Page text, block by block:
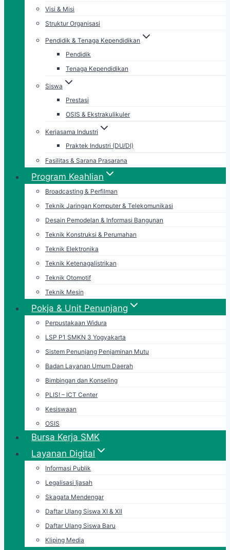
Visi & Misi
Struktur Organisasi
Pendidik & Tenaga Kependidikan
Pendidik
Tenaga Kependidikan
Siswa
Prestasi
OSIS & Ekstrakulikuler
Kerjasama Industri
Praktek Industri (DU/DI)
Fasilitas & Sarana Prasarana
Program Keahlian
Broadcasting & Perfilman
Teknik Jaringan Komputer & Telekomunikasi
Desain Pemodelan & Informasi Bangunan
Teknik Konstruksi & Perumahan
Teknik Elektronika
Teknik Ketenagalistrikan
Teknik Otomotif
Teknik Mesin
Pokja & Unit Penunjang
Perpustakaan Widura
LSP P1 SMKN 3 Yogyakarta
Sistem Penunjang Penjaminan Mutu
Badan Layanan Umum Daerah
Bimbingan dan Konseling
PLIS! – ICT Center
Kesiswaan
OSIS
Bursa Kerja SMK
Layanan Digital
Informasi Publik
Legalisasi Ijasah
Skagata Mendengar
Daftar Ulang Siswa XI & XII
Daftar Ulang Siswa Baru
Kliping Media